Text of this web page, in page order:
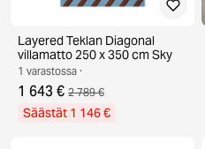
Layered Teklan Diagonal
villamatto 250 x 350 cm Sky
1 varastossa ·
1 643 € 2 789 €
Säästät 1 146 €